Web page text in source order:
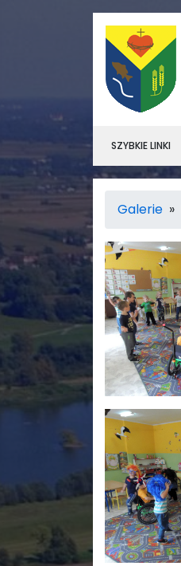
SZYBKIE LINKI
Galerie »